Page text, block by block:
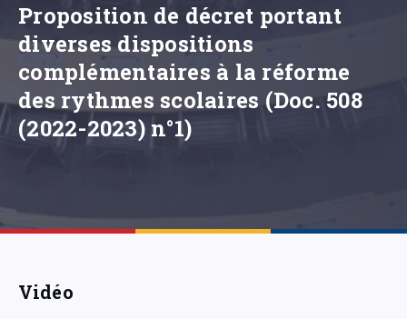
Proposition de décret portant
diverses dispositions
complémentaires à la réforme
des rythmes scolaires (Doc. 508
(2022-2023) n°1)
Vidéo